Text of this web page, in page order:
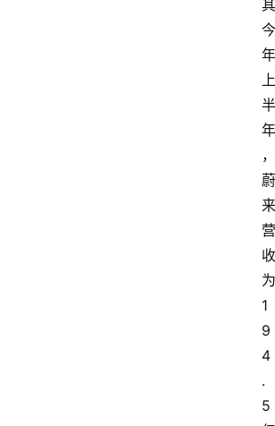
其
今
年
上
半
年
，
蔚
来
营
收
为
1
9
4
.
5